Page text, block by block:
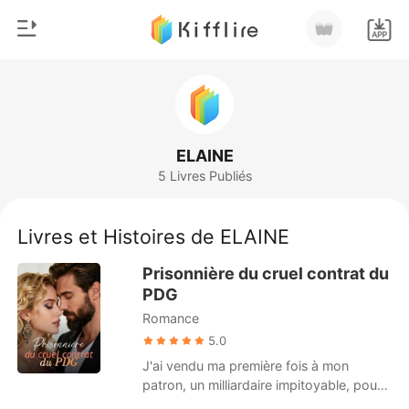
Télécharger l'appli
Loup-garou
Romance
Milliardaire
Classement
ELAINE
5 Livres Publiés
Livres et Histoires de ELAINE
Prisonnière du cruel contrat du
PDG
Romance
5.0
J'ai vendu ma première fois à mon
patron, un milliardaire impitoyable, pour